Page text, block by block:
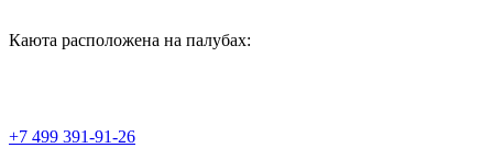
Каюта расположена на палубах:
+7 499 391-91-26